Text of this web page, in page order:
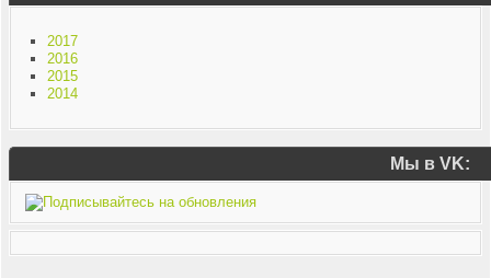
2017
2016
2015
2014
Мы в VK: